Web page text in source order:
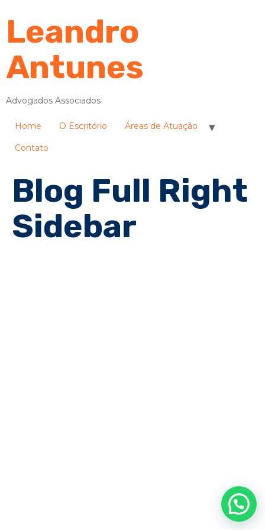
Leandro
Antunes
Advogados Associados
Home O Escritório Áreas de Atuação
Contato
Blog Full Right
Sidebar